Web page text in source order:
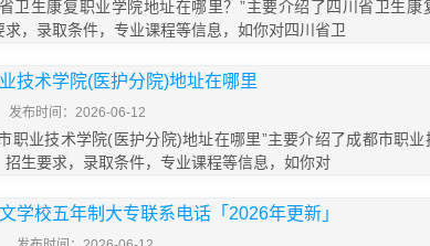
卫生康复职业学院地址在哪里？”主要介绍了四川省卫生康
求，录取条件，专业课程等信息，如你对四川省卫
技术学院(医护分院)地址在哪里
发布时间：2026-06-12
职业技术学院(医护分院)地址在哪里”主要介绍了成都市职
招生要求，录取条件，专业课程等信息，如你对
学校五年制大专联系电话「2026年更新」